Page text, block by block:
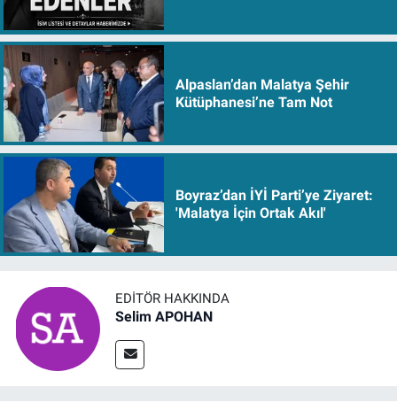
Alpaslan’dan Malatya Şehir
Kütüphanesi’ne Tam Not
Boyraz’dan İYİ Parti’ye Ziyaret:
'Malatya İçin Ortak Akıl'
EDITÖR HAKKINDA
Selim APOHAN